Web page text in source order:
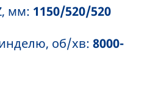
мм: 1150/520/520
об/хв:8000-